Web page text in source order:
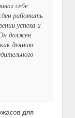
себе
работать
успеха и
должен
деянию
для